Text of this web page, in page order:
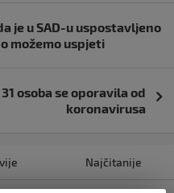
je u SAD-u uspostavljeno
možemo uspjeti
osoba se oporavila od
koronavirusa
Najčitanije